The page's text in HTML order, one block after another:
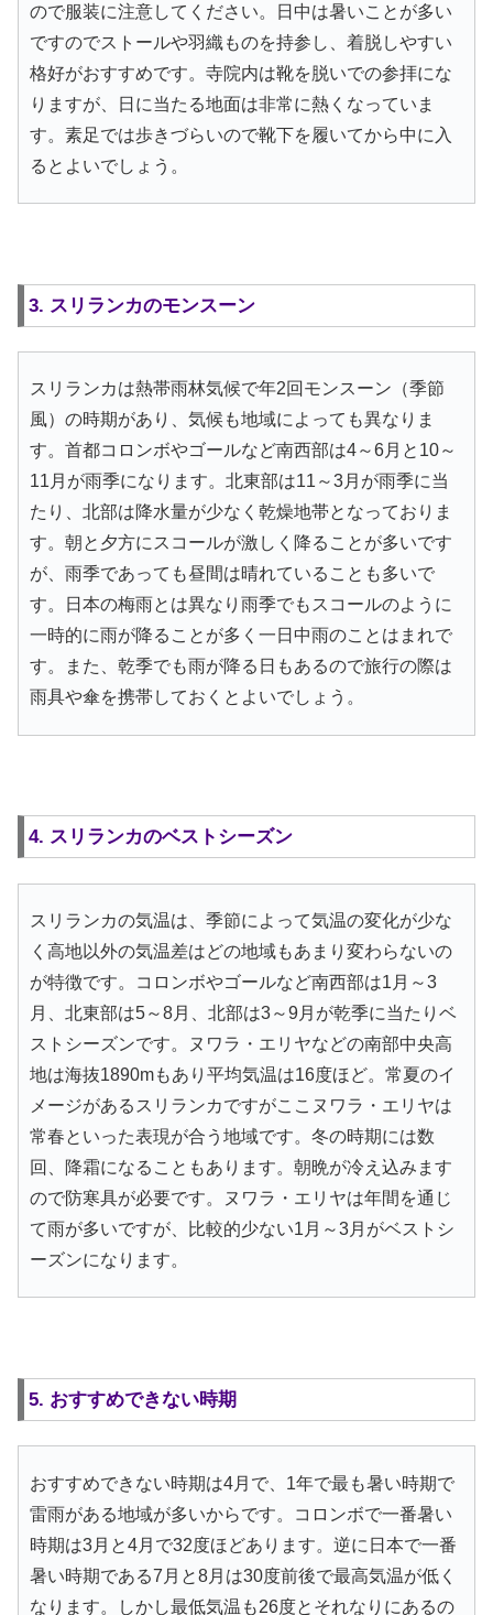
ので服装に注意してください。日中は暑いことが多い
ですのでストールや羽織ものを持参し、着脱しやすい
格好がおすすめです。寺院内は靴を脱いでの参拝にな
りますが、日に当たる地面は非常に熱くなっていま
す。素足では歩きづらいので靴下を履いてから中に入
るとよいでしょう。
3. スリランカのモンスーン
スリランカは熱帯雨林気候で年2回モンスーン（季節
風）の時期があり、気候も地域によっても異なりま
す。首都コロンボやゴールなど南西部は4～6月と10～
11月が雨季になります。北東部は11～3月が雨季に当
たり、北部は降水量が少なく乾燥地帯となっておりま
す。朝と夕方にスコールが激しく降ることが多いです
が、雨季であっても昼間は晴れていることも多いで
す。日本の梅雨とは異なり雨季でもスコールのように
一時的に雨が降ることが多く一日中雨のことはまれで
す。また、乾季でも雨が降る日もあるので旅行の際は
雨具や傘を携帯しておくとよいでしょう。
4. スリランカのベストシーズン
スリランカの気温は、季節によって気温の変化が少な
く高地以外の気温差はどの地域もあまり変わらないの
が特徴です。コロンボやゴールなど南西部は1月～3
月、北東部は5～8月、北部は3～9月が乾季に当たりベ
ストシーズンです。ヌワラ・エリヤなどの南部中央高
地は海抜1890mもあり平均気温は16度ほど。常夏のイ
メージがあるスリランカですがここヌワラ・エリヤは
常春といった表現が合う地域です。冬の時期には数
回、降霜になることもあります。朝晩が冷え込みます
ので防寒具が必要です。ヌワラ・エリヤは年間を通じ
て雨が多いですが、比較的少ない1月～3月がベストシ
ーズンになります。
5. おすすめできない時期
おすすめできない時期は4月で、1年で最も暑い時期で
雷雨がある地域が多いからです。コロンボで一番暑い
時期は3月と4月で32度ほどあります。逆に日本で一番
暑い時期である7月と8月は30度前後で最高気温が低く
なります。しかし最低気温も26度とそれなりにあるの